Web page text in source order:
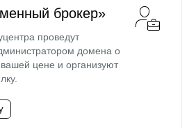
брокер»
проведут
домена о
цене и организуют